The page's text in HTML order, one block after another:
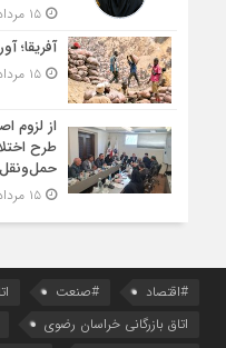
۱۵ مرداد ۱۴۰۵ - ۱۰:۰۵
آفریقا؛
۱۵ مرداد ۱۴۰۵ - ۹:۴۵
از لزوم
طرح
۱۵ مرداد ۱۴۰۵ - ۹:۳۳
#اقتصاد #صنعت
اتاق بازرگانی خراسان رضوی